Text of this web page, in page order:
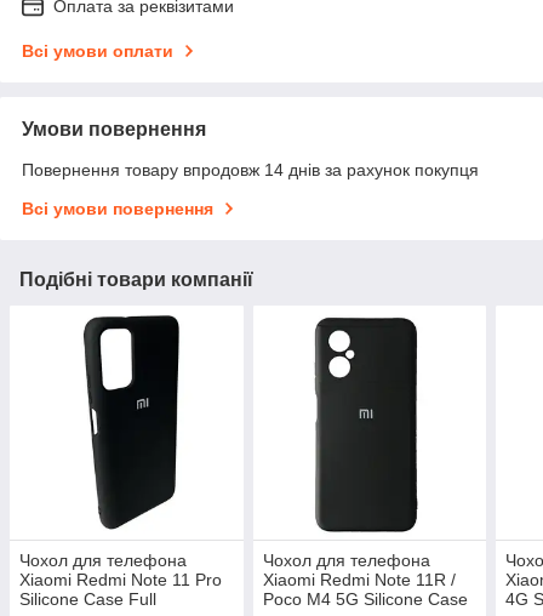
Оплата за реквізитами
Всі умови оплати
Умови повернення
Повернення товару впродовж 14 днів за рахунок покупця
Всі умови повернення
Подібні товари компанії
Чохол для телефона
Xiaomi Redmi Note 11 Pro
Silicone Case Full
Чохол для телефона
Xiaomi Redmi Note 11R /
Poco M4 5G Silicone Case
4G